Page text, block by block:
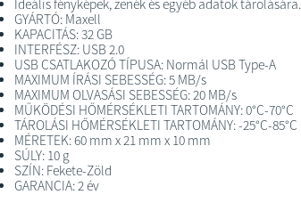
Ideális fényképek, zenék és egyéb adatok tárolására.
GYÁRTÓ: Maxell
KAPACITÁS: 32 GB
INTERFÉSZ: USB 2.0
USB CSATLAKOZÓ TÍPUSA: Normál USB Type-A
MAXIMUM ÍRÁSI SEBESSÉG: 5 MB/s
MAXIMUM OLVASÁSI SEBESSÉG: 20 MB/s
MŰKÖDÉSI HŐMÉRSÉKLETI TARTOMÁNY: 0°C-70°C
TÁROLÁSI HŐMÉRSÉKLETI TARTOMÁNY: -25°C-85°C
MÉRETEK: 60 mm x 21 mm x 10 mm
SÚLY: 10 g
SZÍN: Fekete-Zöld
GARANCIA: 2 év